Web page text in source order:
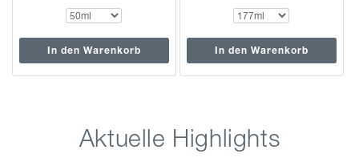
In den Warenkorb In den Warenkorb
Aktuelle Highlights